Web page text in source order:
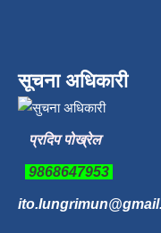
सूचना अधिकारी
प्रदिप पोख्रेल
9868647953